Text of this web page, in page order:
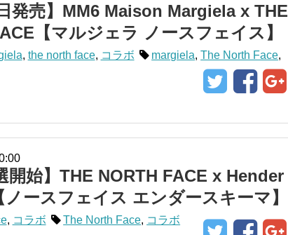
日発売】MM6 Maison Margiela x THE
【マルジェラ ノースフェイス】
, the north face, コラボ margiela,The North Face,
開始】THE NORTH FACE x Hender
ースフェイス エンダースキーマ】
, コラボ The North Face, コラボ